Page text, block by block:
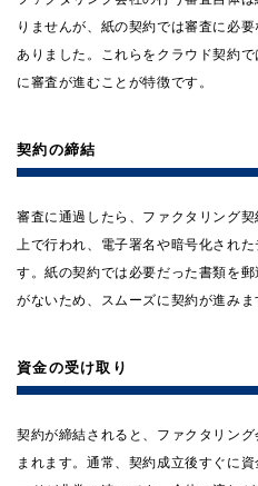
りませんが、紙の契約では審査に必
ありました。これらをクラウド契約
に審査が進むことが特徴です。
契約の締結
審査に通過したら、ファクタリング
上で行われ、電子署名や暗号化され
す。紙の契約では必要だった書類を
がないため、スムーズに契約が進みま
資金の受け取り
契約が締結されると、ファクタリン
まれます。通常、契約成立後すぐに